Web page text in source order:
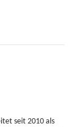
seit 2010 als